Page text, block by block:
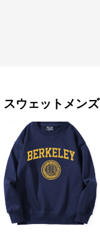
スウェットメンズ